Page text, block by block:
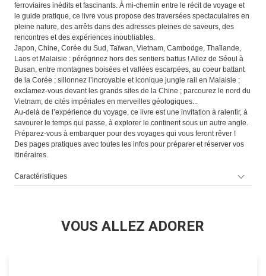
ferroviaires inédits et fascinants. À mi-chemin entre le récit de voyage et
le guide pratique, ce livre vous propose des traversées spectaculaires en
pleine nature, des arrêts dans des adresses pleines de saveurs, des
rencontres et des expériences inoubliables.
Japon, Chine, Corée du Sud, Taïwan, Vietnam, Cambodge, Thaïlande,
Laos et Malaisie : pérégrinez hors des sentiers battus ! Allez de Séoul à
Busan, entre montagnes boisées et vallées escarpées, au coeur battant
de la Corée ; sillonnez l’incroyable et iconique jungle rail en Malaisie ;
exclamez-vous devant les grands sites de la Chine ; parcourez le nord du
Vietnam, de cités impériales en merveilles géologiques...
Au-delà de l’expérience du voyage, ce livre est une invitation à ralentir, à
savourer le temps qui passe, à explorer le continent sous un autre angle.
Préparez-vous à embarquer pour des voyages qui vous feront rêver !
Des pages pratiques avec toutes les infos pour préparer et réserver vos
itinéraires.
Caractéristiques
VOUS ALLEZ ADORER